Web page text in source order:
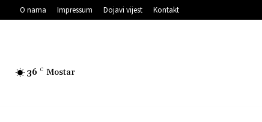
O nama Impressum Dojavi vijest Kontakt
36 C Mostar